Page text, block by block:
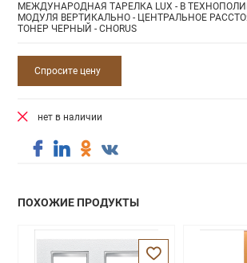
МЕЖДУНАРОДНАЯ ТАРЕЛКА LUX - В
МОДУЛЯ ВЕРТИКАЛЬНО - ЦЕНТРАЛЬНОЕ
ТОНЕР ЧЕРНЫЙ - CHORUS
Спросите цену
нет в наличии
ПОХОЖИЕ ПРОДУКТЫ